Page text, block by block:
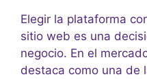
Elegir la plataforma
sitio web es una
negocio. En el
destaca como una de